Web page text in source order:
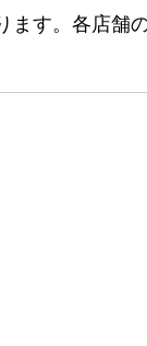
ます。各店舗